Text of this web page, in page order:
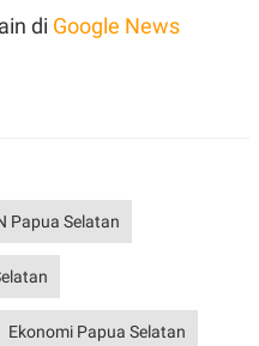
di Google News
Papua Selatan
Ekonomi Papua Selatan